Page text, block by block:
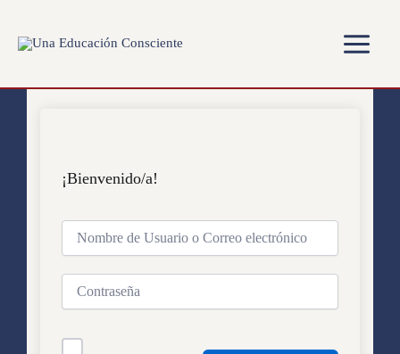
contenido
Menu
¡Bienvenido/a!